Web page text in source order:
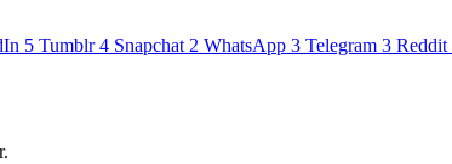
5 Tumblr 4 Snapchat 2 WhatsApp 3 Telegram 3 Reddit